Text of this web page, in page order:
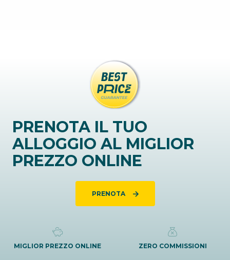
PRENOTA IL TUO
ALLOGGIO AL MIGLIOR
PREZZO ONLINE
PRENOTA
MIGLIOR PREZZO ONLINE ZERO COMMISSIONI